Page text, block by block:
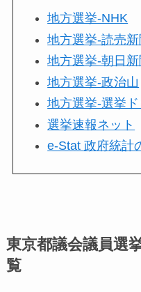
地方選挙-NHK
地方選挙-読売新
地方選挙-朝日新
地方選挙-政治山
地方選挙-選挙
選挙速報ネット
e-Stat 政府統計
東京都議会議員選
覧